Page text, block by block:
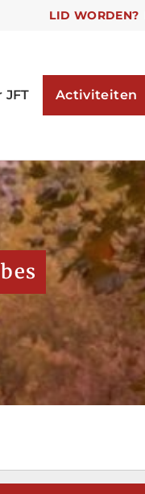
LID WORDEN?